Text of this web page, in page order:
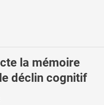
la mémoire
déclin cognitif